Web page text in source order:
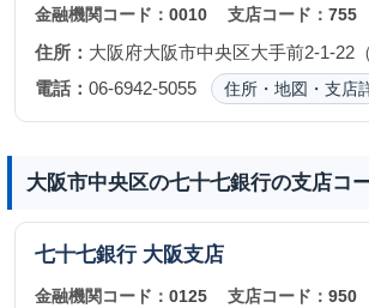
金融機関コード： 0010 支店コード：755
住所： 大阪府大阪市中央区大手前2-1-22
電話： 06-6942-5055 住所・地図・支店
大阪市中央区の七十七銀行の支店コ
七十七銀行 大阪支店
金融機関コード： 0125 支店コード：950